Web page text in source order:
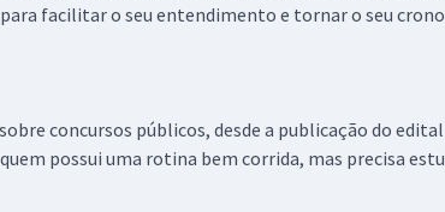
facilitar o seu entendimento e tornar o seu
concursos públicos, desde a publicação do
possui uma rotina bem corrida, mas precisa